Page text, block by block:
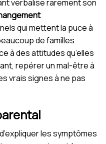
verbalise rarement son
qui mettent la puce à
de familles
à des attitudes qu’elles
repérer un mal-être à
vrais signes à ne pas
les symptômes